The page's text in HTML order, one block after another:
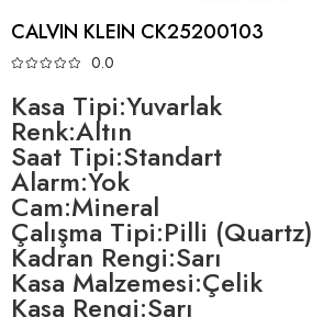
CALVIN KLEIN CK25200103
0.0
Kasa Tipi:Yuvarlak
Renk:Altın
Saat Tipi:Standart
Alarm:Yok
Cam:Mineral
Çalışma Tipi:Pilli (Quartz)
Kadran Rengi:Sarı
Kasa Malzemesi:Çelik
Kasa Rengi:Sarı